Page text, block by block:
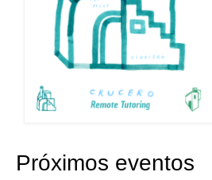
Próximos eventos